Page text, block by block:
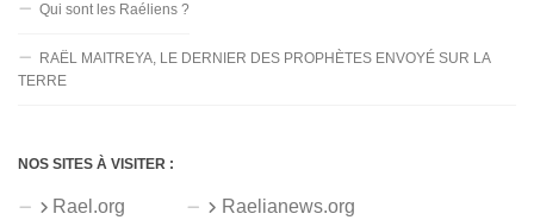
Qui sont les Raéliens ?
RAËL MAITREYA, LE DERNIER DES PROPHÈTES ENVOYÉ SUR LA
TERRE
NOS SITES À VISITER :
Rael.org Raelianews.org